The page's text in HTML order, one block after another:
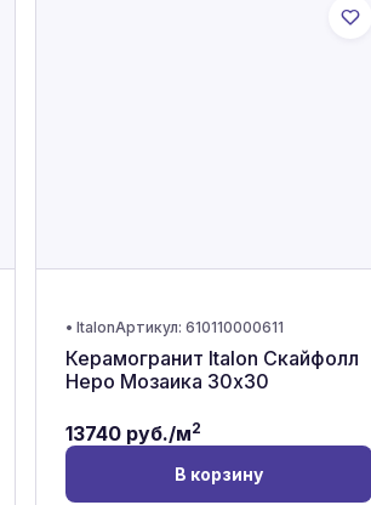
• ItalonАртикул: 610110000611
Керамогранит Italon Скайфолл
Неро Мозаика 30x30
13740руб./м2
В корзину